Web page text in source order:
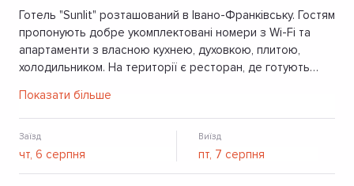
Готель "Sunlit" розташований в Івано-Франківську. Гостям
пропонують добре укомплектовані номери з Wi-Fi та
апартаменти з власною кухнею, духовкою, плитою,
холодильником. На території є ресторан, де готують
Показати більше
Заїзд Виїзд